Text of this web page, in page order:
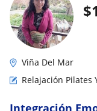
$
Viña Del Mar
Relajación Pilates
Integración